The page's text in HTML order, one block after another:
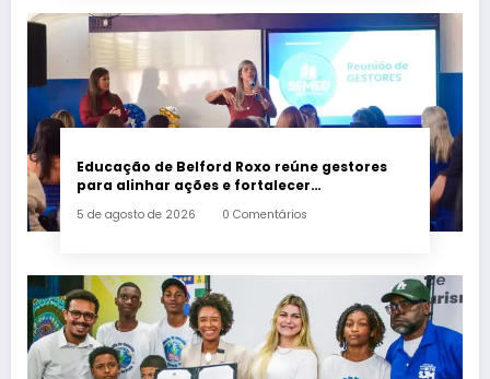
Educação de Belford Roxo reúne gestores
para alinhar ações e fortalecer
5 de agosto de 2026 0 Comentários